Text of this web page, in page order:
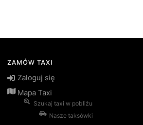
ZAMÓW TAXI
Zaloguj się
Mapa Taxi
Szukaj taxi w pobliżu
Nasze taksówki